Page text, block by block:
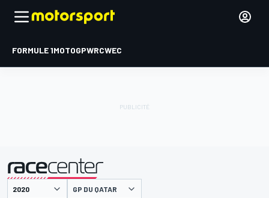
FORMULE 1MOTOGPWRCWEC
présenté par GP DU QATAR